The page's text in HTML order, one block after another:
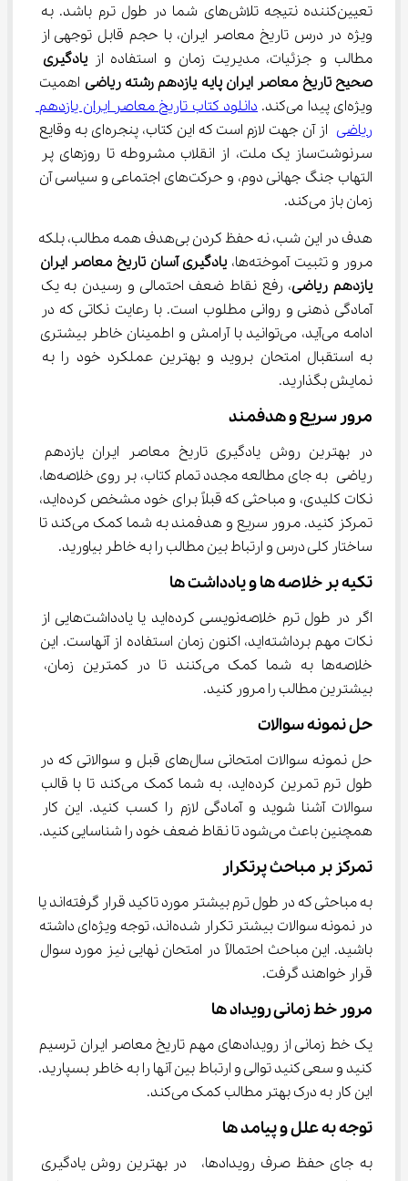
تعیین‌کننده نتیجه تلاش‌های شما در طول ترم باشد. به
ویژه در درس تاریخ معاصر ایران، با حجم قابل توجهی از
مطالب و جزئیات، مدیریت زمان و استفاده از یادگیری
صحیح تاریخ معاصر ایران پایه یازدهم رشته ریاضی اهمیت
ویژه‌ای پیدا می‌کند.
دانلود کتاب تاریخ معاصر ایران یازدهم
ریاضی
از آن جهت لازم است که این کتاب، پنجره‌ای به وقایع
سرنوشت‌ساز یک ملت، از انقلاب مشروطه تا روزهای پر
التهاب جنگ جهانی دوم، و حرکت‌های اجتماعی و سیاسی آن
زمان باز می‌کند.
هدف در این شب، نه حفظ کردن بی‌هدف همه مطالب، بلکه
مرور و تثبیت آموخته‌ها،
یادگیری آسان تاریخ معاصر ایران
یازدهم ریاضی، رفع نقاط ضعف احتمالی و رسیدن به یک
آمادگی ذهنی و روانی مطلوب است. با رعایت نکاتی که در
ادامه می‌آید، می‌توانید با آرامش و اطمینان خاطر بیشتری
به استقبال امتحان بروید و بهترین عملکرد خود را به
نمایش بگذارید.
مرور سریع و هدفمند
در بهترین روش یادگیری تاریخ معاصر ایران یازدهم
ریاضی به جای مطالعه مجدد تمام کتاب، بر روی خلاصه‌ها،
نکات کلیدی، و مباحثی که قبلاً برای خود مشخص کرده‌اید،
تمرکز کنید. مرور سریع و هدفمند به شما کمک می‌کند تا
ساختار کلی درس و ارتباط بین مطالب را به خاطر بیاورید.
تکیه بر خلاصه ‌ها و یادداشت ‌ها
اگر در طول ترم خلاصه‌نویسی کرده‌اید یا یادداشت‌هایی از
نکات مهم برداشته‌اید، اکنون زمان استفاده از آنهاست. این
خلاصه‌ها به شما کمک می‌کنند تا در کمترین زمان،
بیشترین مطالب را مرور کنید.
حل نمونه سوالات
حل نمونه سوالات امتحانی سال‌های قبل و سوالاتی که در
طول ترم تمرین کرده‌اید، به شما کمک می‌کند تا با قالب
سوالات آشنا شوید و آمادگی لازم را کسب کنید. این کار
همچنین باعث می‌شود تا نقاط ضعف خود را شناسایی کنید.
تمرکز بر مباحث پرتکرار
به مباحثی که در طول ترم بیشتر مورد تاکید قرار گرفته‌اند یا
در نمونه سوالات بیشتر تکرار شده‌اند، توجه ویژه‌ای داشته
باشید. این مباحث احتمالاً در امتحان نهایی نیز مورد سوال
قرار خواهند گرفت.
مرور خط زمانی رویداد ها
یک خط زمانی از رویدادهای مهم تاریخ معاصر ایران ترسیم
کنید و سعی کنید توالی و ارتباط بین آنها را به خاطر بسپارید.
این کار به درک بهتر مطالب کمک می‌کند.
توجه به علل و پیامد ها
به جای حفظ صرف رویدادها،  در بهترین روش یادگیری